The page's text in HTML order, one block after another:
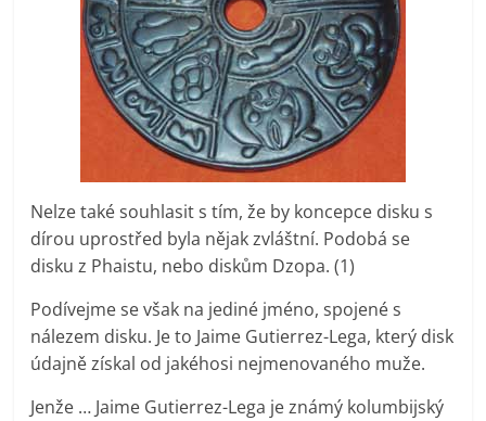
Nelze také souhlasit s tím, že by koncepce disku s
dírou uprostřed byla nějak zvláštní. Podobá se
disku z Phaistu, nebo diskům Dzopa. (1)
Podívejme se však na jediné jméno, spojené s
nálezem disku. Je to Jaime Gutierrez-Lega, který disk
údajně získal od jakéhosi nejmenovaného muže.
Jenže … Jaime Gutierrez-Lega je známý kolumbijský